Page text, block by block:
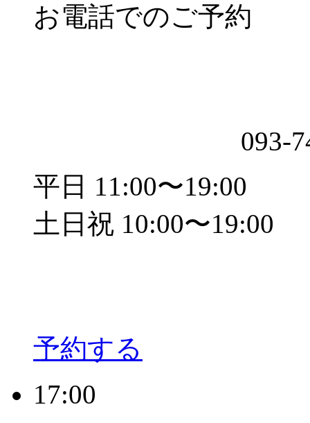
お電話でのご予約
093-
平日 11:00〜19:00
土日祝 10:00〜19:00
予約する
17:00